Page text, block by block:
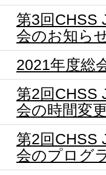
第3回CHSS
会のお知ら
2021年度総
第2回CHSS
会の時間変
第2回CHSS
会のプログ